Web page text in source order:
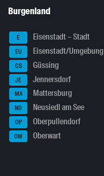
Burgenland
E Eisenstadt – Stadt
EU Eisenstadt/Umgebung
GS Güssing
JE Jennersdorf
MA Mattersburg
ND Neusiedl am See
OP Oberpullendorf
OW Oberwart